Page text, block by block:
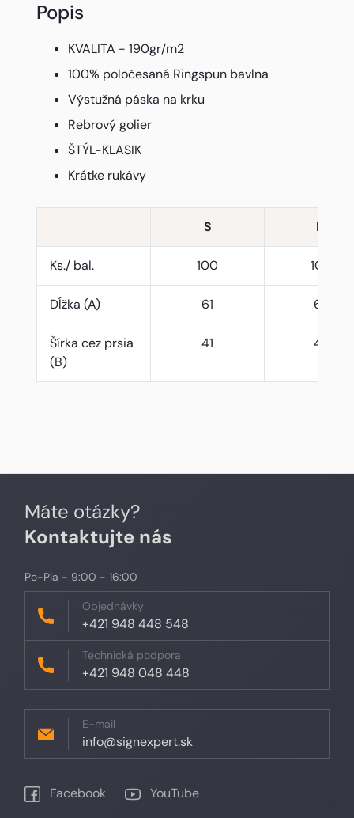
Popis
KVALITA - 190gr/m2
100% poločesaná Ringspun bavlna
Výstužná páska na krku
Rebrový golier
ŠTÝL-KLASIK
Krátke rukávy
S M
Ks./ bal. 100 100
Dĺžka (A) 61 63
Šírka cez prsia
(B)
41 44
Máte otázky?
Kontaktujte nás
Po-Pia - 9:00 - 16:00
Objednávky
+421 948 448 548
Technická podpora
+421 948 048 448
E-mail
info@signexpert.sk
Facebook YouTube